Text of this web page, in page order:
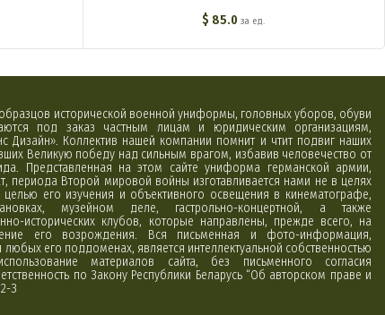
$ 85.0 за ед.
исторической военной униформы, головных уборов, обуви
под заказ частным лицам и юридическим организациям,
Дизайн». Коллектив нашей компании помнит и чтит подвиг наших
Великую победу над сильным врагом, избавив человечество от
Представленная на этом сайте униформа германской армии,
периода Второй мировой войны изготавливается нами не в целях
его изучения и объективного освещения в кинематографе,
музейном деле, гастрольно-концертной, а также
исторических клубов, которые направлены, прежде всего, на
его возрождения. Вся письменная и фото-информация,
любых его поддоменах, является интеллектуальной собственностью
материалов сайта, без письменного согласия
по Закону Республики Беларусь “Об авторском праве и
З